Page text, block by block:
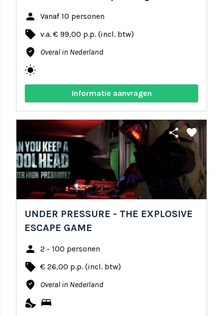
person Vanaf 10 personen
local_offer v.a. € 99,00 p.p. (incl. btw)
where_to_vote Overal in Nederland
wb_sunny
Informatie aanvragen
share favorite
UNDER PRESSURE - THE EXPLOSIVE
ESCAPE GAME
person 2 - 100 personen
local_offer € 26,00 p.p. (incl. btw)
where_to_vote Overal in Nederland
nights_stay bed